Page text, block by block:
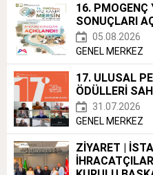
16. PMOGENÇ
SONUÇLARI
05.08.2026
GENEL MERKEZ
17. ULUSAL
ÖDÜLLERİ
31.07.2026
GENEL MERKEZ
ZİYARET |